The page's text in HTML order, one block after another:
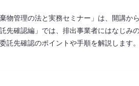
棄物管理の法と実務セミナー」は、開講か
託先確認編」では、排出事業者にはなじみ
託先確認のポイントや手順を解説します。